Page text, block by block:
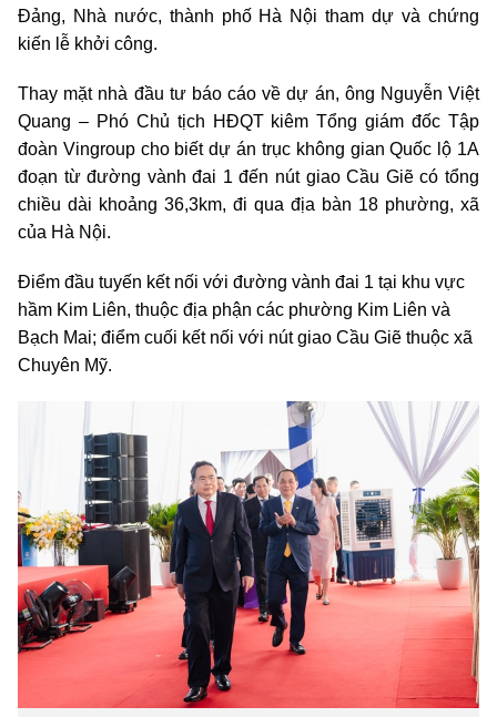
Đảng, Nhà nước, thành phố Hà Nội tham dự và chứng
kiến lễ khởi công.
Thay mặt nhà đầu tư báo cáo về dự án, ông Nguyễn Việt
Quang – Phó Chủ tịch HĐQT kiêm Tổng giám đốc Tập
đoàn Vingroup cho biết dự án trục không gian Quốc lộ 1A
đoạn từ đường vành đai 1 đến nút giao Cầu Giẽ có tổng
chiều dài khoảng 36,3km, đi qua địa bàn 18 phường, xã
của Hà Nội.
Điểm đầu tuyến kết nối với đường vành đai 1 tại khu vực
hầm Kim Liên, thuộc địa phận các phường Kim Liên và
Bạch Mai; điểm cuối kết nối với nút giao Cầu Giẽ thuộc xã
Chuyên Mỹ.